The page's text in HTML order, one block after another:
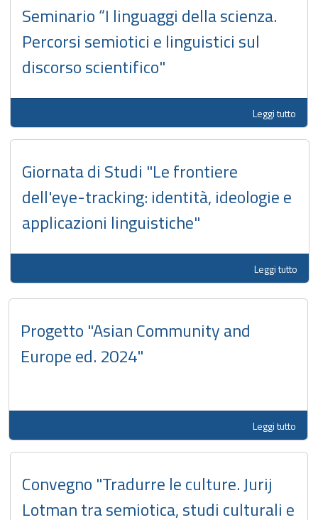
Seminario “I linguaggi della scienza.
Percorsi semiotici e linguistici sul
discorso scientifico"
Leggi tutto
Giornata di Studi "Le frontiere
dell'eye-tracking: identità, ideologie e
applicazioni linguistiche"
Leggi tutto
Progetto "Asian Community and
Europe ed. 2024"
Leggi tutto
Convegno "Tradurre le culture. Jurij
Lotman tra semiotica, studi culturali e